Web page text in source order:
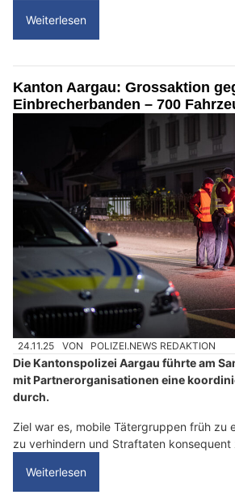
Weiterlesen
Kanton Aargau: Grossaktion
Einbrecherbanden – 700
24.11.25 VON POLIZEI.NEWS REDAKTION
Die Kantonspolizei Aargau führte am
mit Partnerorganisationen eine
durch.
Ziel war es, mobile Tätergruppen früh zu
zu verhindern und Straftaten konsequent
Weiterlesen